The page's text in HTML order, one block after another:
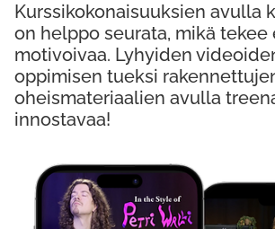
Kurssikokonaisuuksien avulla
on helppo seurata, mikä
motivoivaa. Lyhyiden
oppimisen tueksi
oheismateriaalien avulla
innostavaa!